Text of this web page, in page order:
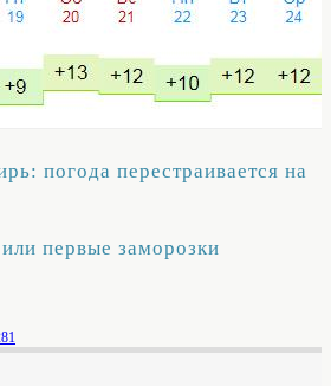
погода перестраивается на
первые заморозки